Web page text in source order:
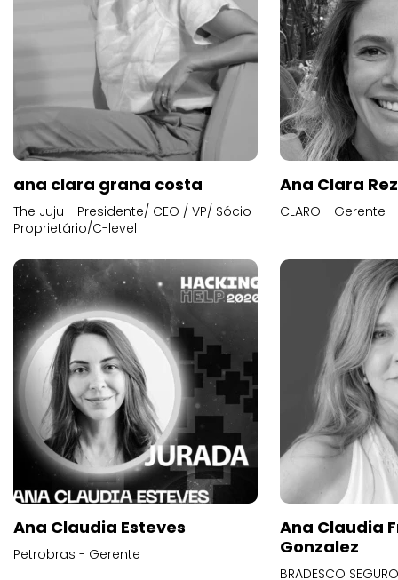
ana clara grana costa
The Juju - Presidente/ CEO / VP/ Sócio
Proprietário/C-level
Ana Clara
CLARO - Gerente
Ana Claudia Esteves
Petrobras - Gerente
Ana Claudia
Gonzalez
BRADESCO